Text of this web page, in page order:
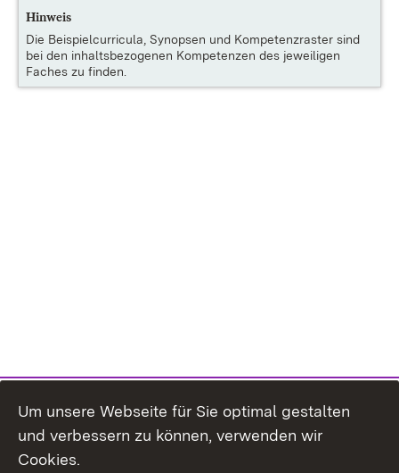
Hinweis
Die Beispielcurricula, Synopsen und Kompetenzraster sind
bei den inhaltsbezogenen Kompetenzen des jeweiligen
Faches zu finden.
Um unsere Webseite für Sie optimal gestalten
und verbessern zu können, verwenden wir
Cookies.